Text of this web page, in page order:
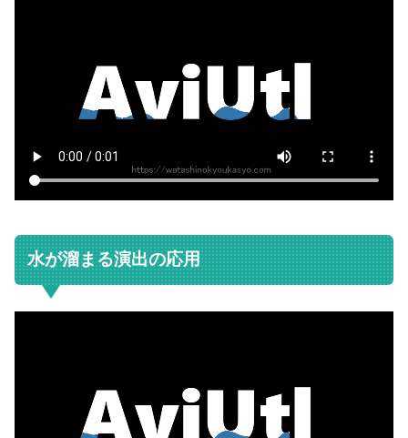
水が溜まる演出の応用